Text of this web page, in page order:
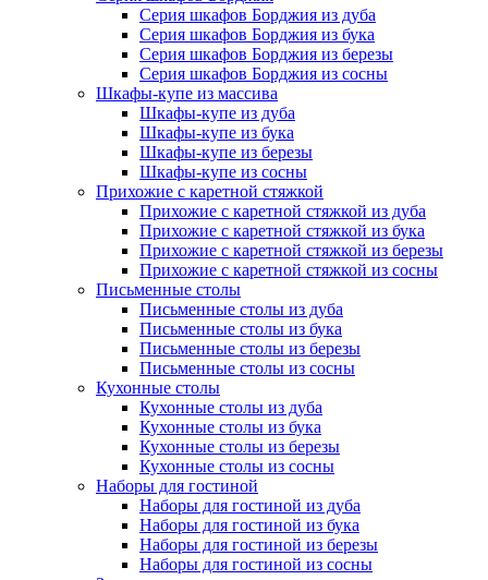
Серия шкафов Борджия из дуба
Серия шкафов Борджия из бука
Серия шкафов Борджия из березы
Серия шкафов Борджия из сосны
Шкафы-купе из массива
Шкафы-купе из дуба
Шкафы-купе из бука
Шкафы-купе из березы
Шкафы-купе из сосны
Прихожие с каретной стяжкой
Прихожие с каретной стяжкой из дуба
Прихожие с каретной стяжкой из бука
Прихожие с каретной стяжкой из березы
Прихожие с каретной стяжкой из сосны
Письменные столы
Письменные столы из дуба
Письменные столы из бука
Письменные столы из березы
Письменные столы из сосны
Кухонные столы
Кухонные столы из дуба
Кухонные столы из бука
Кухонные столы из березы
Кухонные столы из сосны
Наборы для гостиной
Наборы для гостиной из дуба
Наборы для гостиной из бука
Наборы для гостиной из березы
Наборы для гостиной из сосны